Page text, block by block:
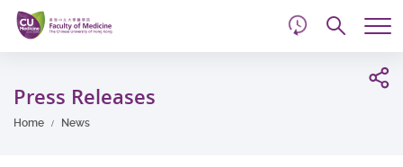
Skip
main
content
Press Releases
Home News